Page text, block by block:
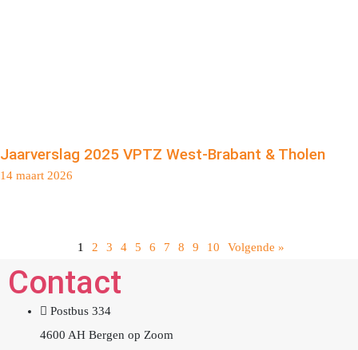
Jaarverslag 2025 VPTZ West-Brabant & Tholen
14 maart 2026
1 2 3 4 5 6 7 8 9 10 Volgende »
Contact
Postbus 334
4600 AH Bergen op Zoom